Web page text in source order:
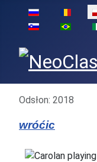
Wybierz swój język
Szczegóły
Odsłon: 2018
wróćic